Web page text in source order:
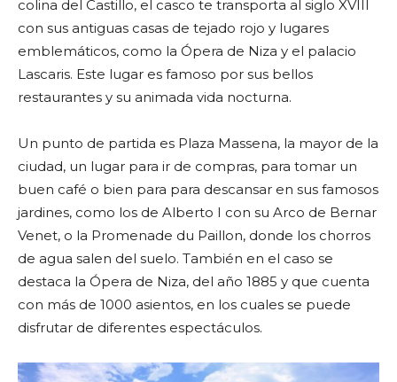
colina del Castillo, el casco te transporta al siglo XVIII
con sus antiguas casas de tejado rojo y lugares
emblemáticos, como la Ópera de Niza y el palacio
Lascaris. Este lugar es famoso por sus bellos
restaurantes y su animada vida nocturna.
Un punto de partida es Plaza Massena, la mayor de la
ciudad, un lugar para ir de compras, para tomar un
buen café o bien para para descansar en sus famosos
jardines, como los de Alberto I con su Arco de Bernar
Venet, o la Promenade du Paillon, donde los chorros
de agua salen del suelo. También en el caso se
destaca la Ópera de Niza, del año 1885 y que cuenta
con más de 1000 asientos, en los cuales se puede
disfrutar de diferentes espectáculos.